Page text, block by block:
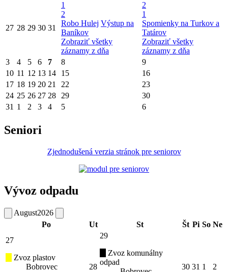
27 28 29 30 31
1
2
Robo Hulej Výstup na
Baníkov
Zobraziť všetky
záznamy z dňa
2
1
Spomienky na Turkov a
Tatárov
Zobraziť všetky
záznamy z dňa
3
4 5 6 7 8
9
10 11 12 13 14 15
16
17 18 19 20 21 22
23
24 25 26 27 28 29
30
31 1 2 3 4 5 6
Seniori
Zjednodušená verzia stránok pre seniorov
Vývoz odpadu
August2026
Po
Ut St Št Pi So Ne
27
Zvoz plastov
Bobrovec
28
29
Zvoz komunálny
odpad
30 31 1 2